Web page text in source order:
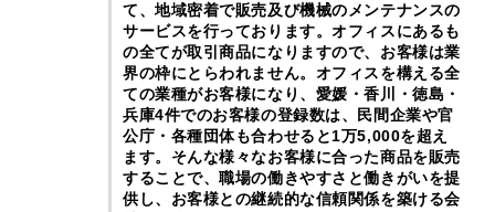
て、地域密着で販売及び機械のメンテナンスの
サービスを行っております。オフィスにあるも
の全てが取引商品になりますので、お客様は業
界の枠にとらわれません。オフィスを構える全
ての業種がお客様になり、愛媛・香川・徳島・
兵庫4件でのお客様の登録数は、民間企業や官
公庁・各種団体も合わせると1万5,000を超え
ます。そんな様々なお客様に合った商品を販売
することで、職場の働きやすさと働きがいを提
供し、お客様との継続的な信頼関係を築ける会